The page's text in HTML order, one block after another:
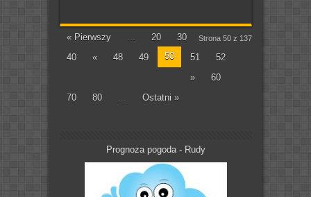
Strona 50 z 137
« Pierwszy ... 20
30
40
« 48 49 50 51
52
»
60
70
80 ... Ostatni »
Prognoza pogoda - Rudy